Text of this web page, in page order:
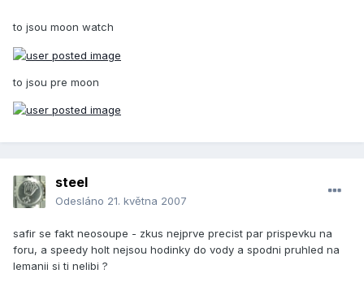
to jsou moon watch
to jsou pre moon
steel
Odesláno 21. května 2007
safir se fakt neosoupe - zkus nejprve precist par prispevku na
foru, a speedy holt nejsou hodinky do vody a spodni pruhled na
lemanii si ti nelibi ?